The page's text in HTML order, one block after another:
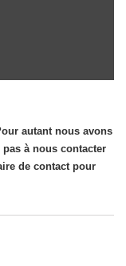
autant nous avons
à nous contacter
de contact pour